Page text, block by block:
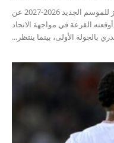
أسفرت قرعة الدوري المصري الممتاز للموسم الجديد 2026-2027 عن
القرعة في مواجهة الاتحاد
بالجولة الأولى، بينما ينتظر...